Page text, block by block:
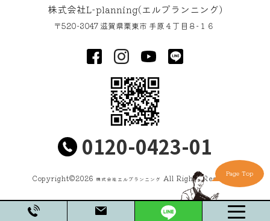
株式会社L-planning(エルプランニング)
〒520-3047 滋賀県栗東市 手原４丁目８−１６
0120-0423-01
Copyright©2026 株式会社エルプランニング All Rights Reserved
Page Top